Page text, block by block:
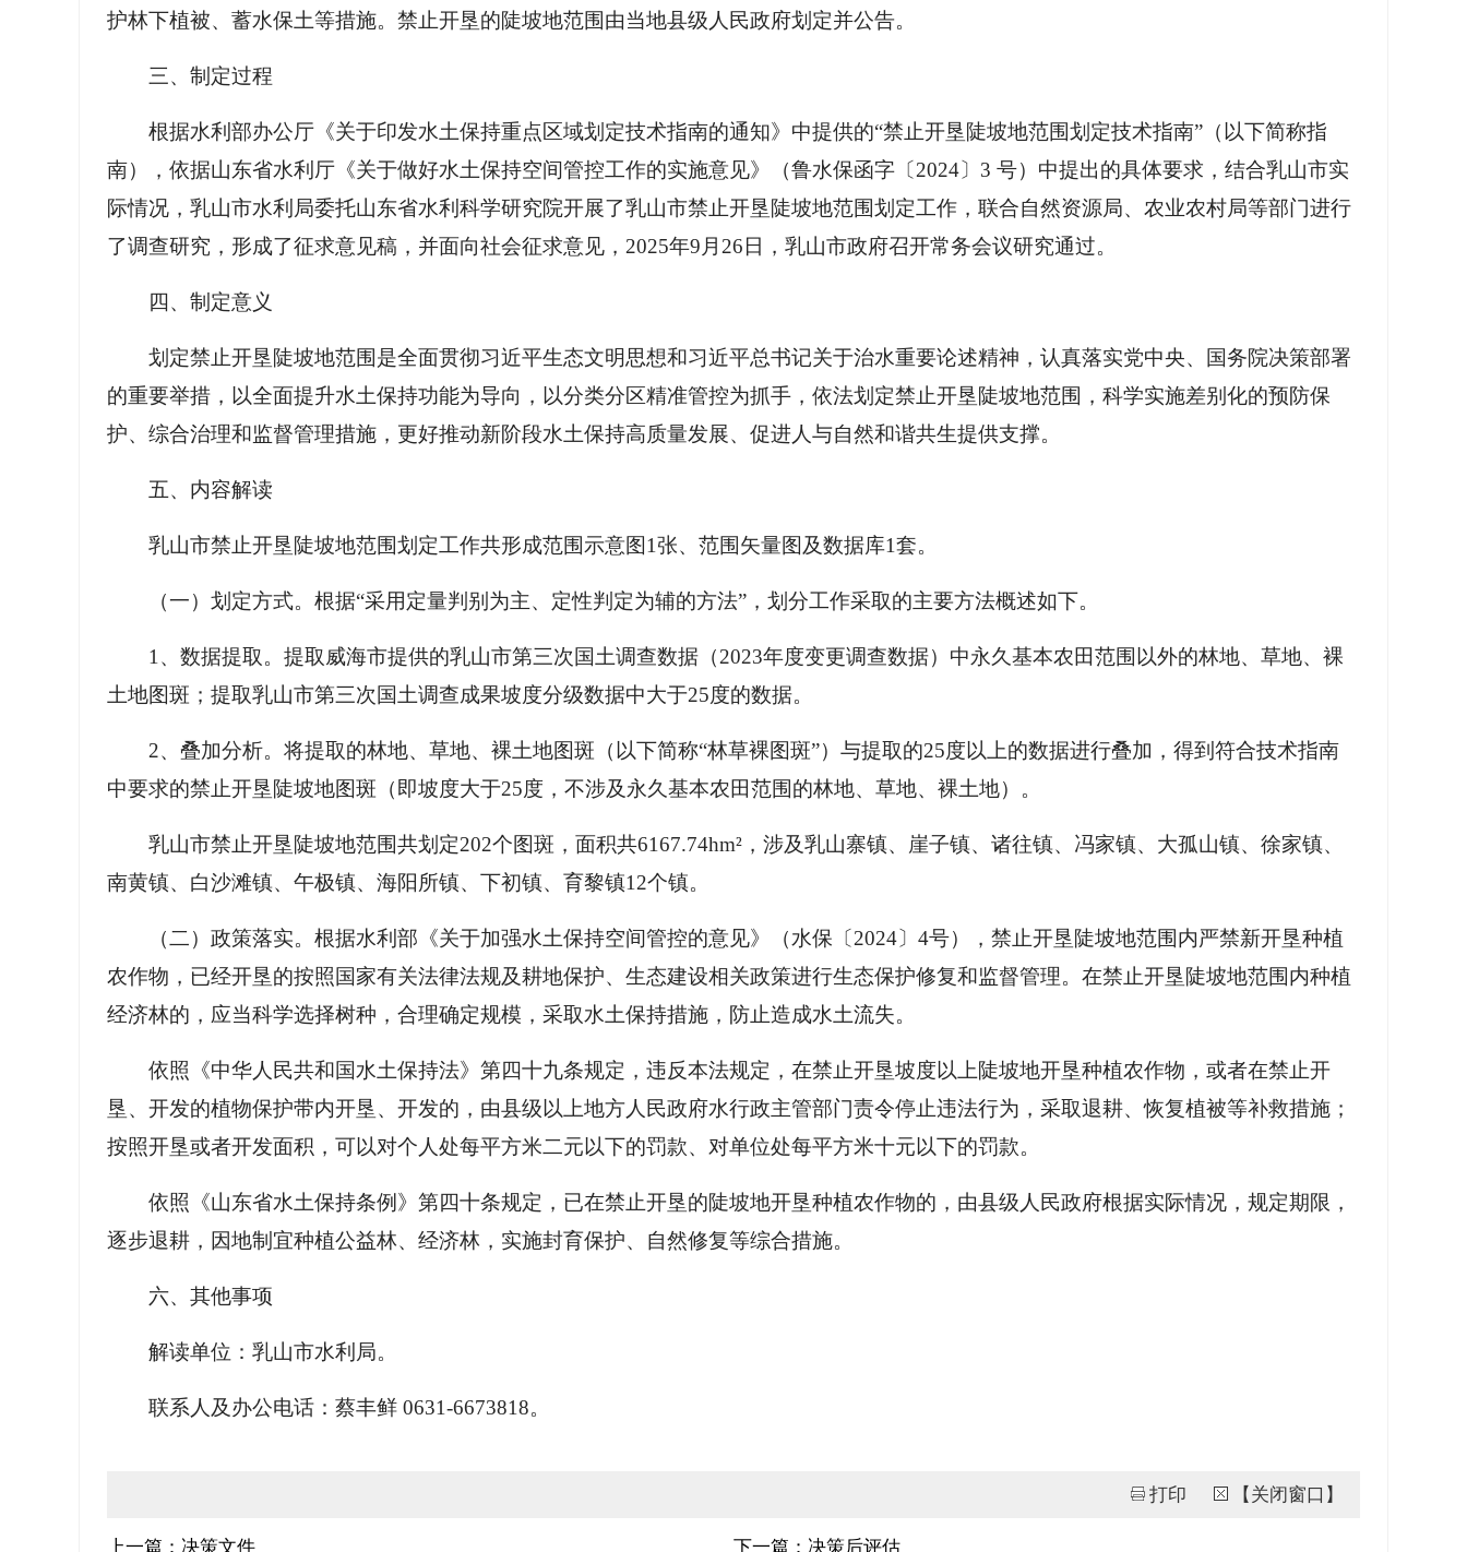
护林下植被、蓄水保土等措施。禁止开垦的陡坡地范围由当地县级人民政府划定并公告。
三、制定过程
根据水利部办公厅《关于印发水土保持重点区域划定技术指南的通知》中提供的“禁止开垦陡坡地范围划定技术指南”（以下简称指
南），依据山东省水利厅《关于做好水土保持空间管控工作的实施意见》（鲁水保函字〔2024〕3 号）中提出的具体要求，结合乳山市实
际情况，乳山市水利局委托山东省水利科学研究院开展了乳山市禁止开垦陡坡地范围划定工作，联合自然资源局、农业农村局等部门进行
了调查研究，形成了征求意见稿，并面向社会征求意见，2025年9月26日，乳山市政府召开常务会议研究通过。
四、制定意义
划定禁止开垦陡坡地范围是全面贯彻习近平生态文明思想和习近平总书记关于治水重要论述精神，认真落实党中央、国务院决策部署
的重要举措，以全面提升水土保持功能为导向，以分类分区精准管控为抓手，依法划定禁止开垦陡坡地范围，科学实施差别化的预防保
护、综合治理和监督管理措施，更好推动新阶段水土保持高质量发展、促进人与自然和谐共生提供支撑。
五、内容解读
乳山市禁止开垦陡坡地范围划定工作共形成范围示意图1张、范围矢量图及数据库1套。
（一）划定方式。根据“采用定量判别为主、定性判定为辅的方法”，划分工作采取的主要方法概述如下。
1、数据提取。提取威海市提供的乳山市第三次国土调查数据（2023年度变更调查数据）中永久基本农田范围以外的林地、草地、裸
土地图斑；提取乳山市第三次国土调查成果坡度分级数据中大于25度的数据。
2、叠加分析。将提取的林地、草地、裸土地图斑（以下简称“林草裸图斑”）与提取的25度以上的数据进行叠加，得到符合技术指南
中要求的禁止开垦陡坡地图斑（即坡度大于25度，不涉及永久基本农田范围的林地、草地、裸土地）。
乳山市禁止开垦陡坡地范围共划定202个图斑，面积共6167.74hm²，涉及乳山寨镇、崖子镇、诸往镇、冯家镇、大孤山镇、徐家镇、
南黄镇、白沙滩镇、午极镇、海阳所镇、下初镇、育黎镇12个镇。
（二）政策落实。根据水利部《关于加强水土保持空间管控的意见》（水保〔2024〕4号），禁止开垦陡坡地范围内严禁新开垦种植
农作物，已经开垦的按照国家有关法律法规及耕地保护、生态建设相关政策进行生态保护修复和监督管理。在禁止开垦陡坡地范围内种植
经济林的，应当科学选择树种，合理确定规模，采取水土保持措施，防止造成水土流失。
依照《中华人民共和国水土保持法》第四十九条规定，违反本法规定，在禁止开垦坡度以上陡坡地开垦种植农作物，或者在禁止开
垦、开发的植物保护带内开垦、开发的，由县级以上地方人民政府水行政主管部门责令停止违法行为，采取退耕、恢复植被等补救措施；
按照开垦或者开发面积，可以对个人处每平方米二元以下的罚款、对单位处每平方米十元以下的罚款。
依照《山东省水土保持条例》第四十条规定，已在禁止开垦的陡坡地开垦种植农作物的，由县级人民政府根据实际情况，规定期限，
逐步退耕，因地制宜种植公益林、经济林，实施封育保护、自然修复等综合措施。
六、其他事项
解读单位：乳山市水利局。
联系人及办公电话：蔡丰鲜 0631-6673818。
打印 【关闭窗口】
上一篇：决策文件 下一篇：决策后评估